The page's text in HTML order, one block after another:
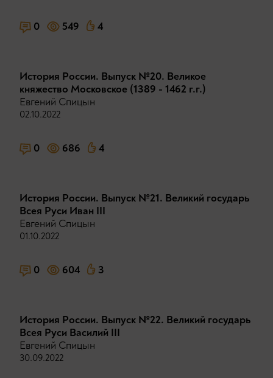
0 549 4
История России. Выпуск №20. Великое
княжество Московское (1389 - 1462 г.г.)
Евгений Спицын
02.10.2022
0 686 4
История России. Выпуск №21. Великий государь
Всея Руси Иван III
Евгений Спицын
01.10.2022
0 604 3
История России. Выпуск №22. Великий государь
Всея Руси Василий III
Евгений Спицын
30.09.2022